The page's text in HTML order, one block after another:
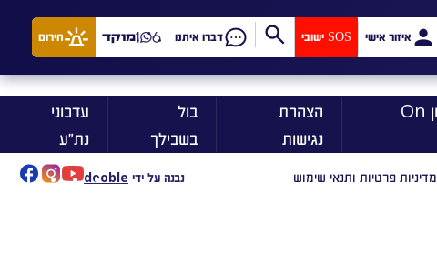
איזור אישי SOS ישובי דברו איתנו מוקד חירום
יהוד מונוסון On
הצהרת
נגישות
בול
בשבילך
עדכוני
נת״ע
מדיניות פרטיות ותנאי שימוש נבנה על ידי dooble